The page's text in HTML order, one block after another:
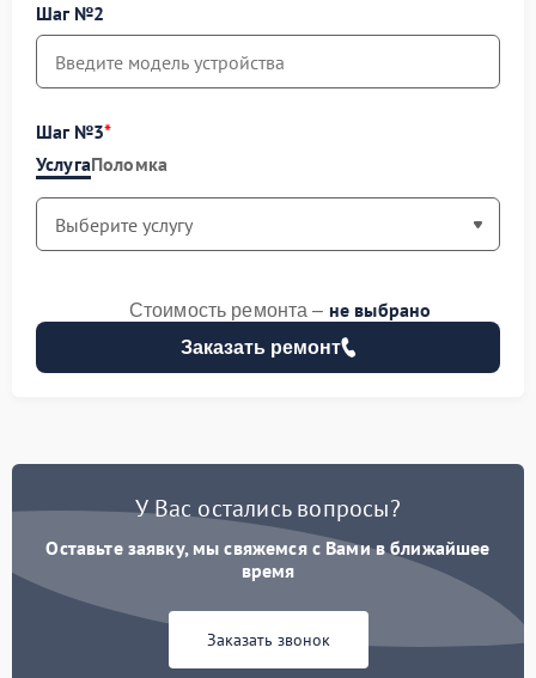
Шаг №2
Шаг №3
УслугаПоломка
Заказать ремонт
Стоимость ремонта – не выбрано
У Вас остались вопросы?
Оставьте заявку, мы свяжемся с Вами в ближайшее
время
Заказать звонок